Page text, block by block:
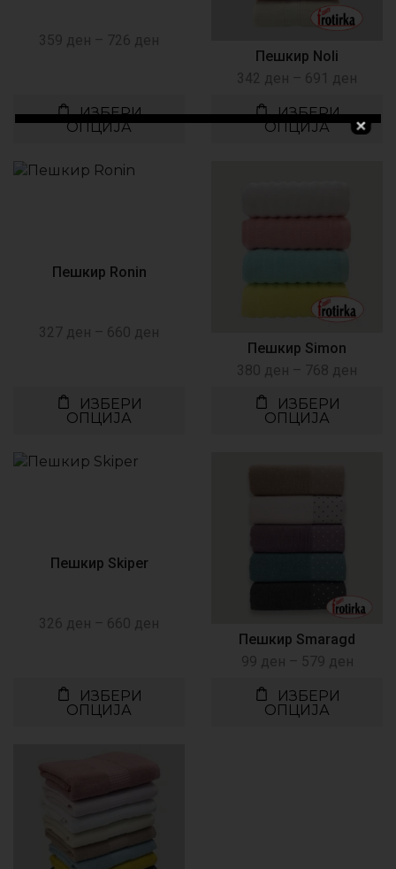
359 ден – 726 ден
ИЗБЕРИ
ОПЦИЈА
Пешкир Noli
342 ден – 691 ден
ИЗБЕРИ
ОПЦИЈА
Пешкир Ronin
327 ден – 660 ден
ИЗБЕРИ
ОПЦИЈА
Пешкир Simon
380 ден – 768 ден
ИЗБЕРИ
ОПЦИЈА
Пешкир Skiper
326 ден – 660 ден
ИЗБЕРИ
ОПЦИЈА
Пешкир Smaragd
99 ден – 579 ден
ИЗБЕРИ
ОПЦИЈА